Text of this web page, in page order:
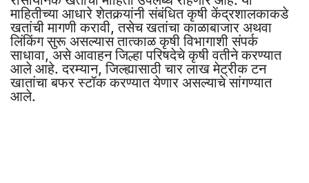
माहितीच्या आधारे शेतकर्‍यांनी संबंधित कृषी केंद्रशालकाकडे
खतांची मागणी करावी, तसेच खतांचा काळाबाजार अथवा
लिंकिंग सुरू असल्यास तात्काळ कृषी विभागाशी संपर्क
साधावा, असे आवाहन जिल्हा परिषदेचे कृषी वतीने करण्यात
आले आहे. दरम्यान, जिल्ह्यासाठी चार लाख मेट्रीक टन
खातांचा बफर स्टॉक करण्यात येणार असल्याचे सांगण्यात
आले.